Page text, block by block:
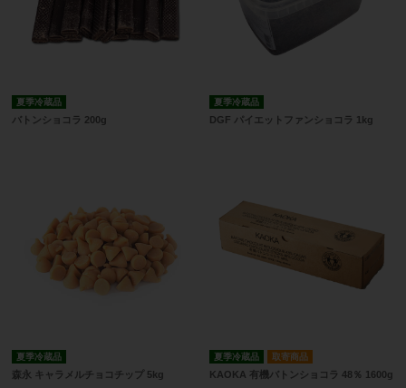
夏季冷蔵品
バトンショコラ 200g
夏季冷蔵品
DGF パイエットファンショコラ 1kg
夏季冷蔵品
森永 キャラメルチョコチップ 5kg
夏季冷蔵品 取寄商品
KAOKA 有機バトンショコラ 48％ 1600g